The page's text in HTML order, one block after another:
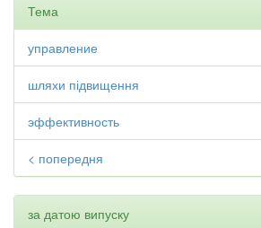
Тема
управление
шляхи підвищення
эффективность
< попередня
за датою випуску